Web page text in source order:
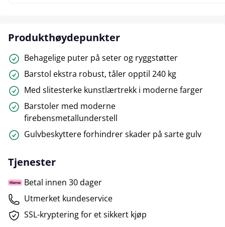
Produkthøydepunkter
Behagelige puter på seter og ryggstøtter
Barstol ekstra robust, tåler opptil 240 kg
Med slitesterke kunstlærtrekk i moderne farger
Barstoler med moderne
firebensmetallunderstell
Gulvbeskyttere forhindrer skader på sarte gulv
Tjenester
Betal innen 30 dager
Utmerket kundeservice
SSL-kryptering for et sikkert kjøp